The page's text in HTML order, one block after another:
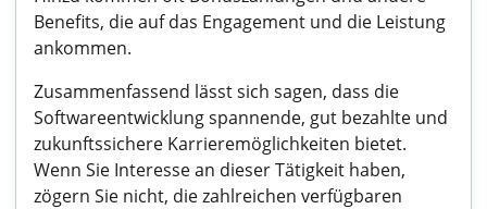
Benefits, die auf das Engagement und die Leistung
ankommen.
Zusammenfassend lässt sich sagen, dass die
Softwareentwicklung spannende, gut bezahlte und
zukunftssichere Karrieremöglichkeiten bietet.
Wenn Sie Interesse an dieser Tätigkeit haben,
zögern Sie nicht, die zahlreichen verfügbaren